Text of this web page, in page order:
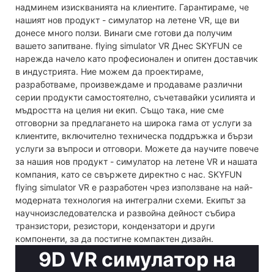
надминем изискванията на клиентите. Гарантираме, че
нашият нов продукт - симулатор на летене VR, ще ви
донесе много ползи. Винаги сме готови да получим
вашето запитване. flying simulator VR Днес SKYFUN се
нарежда начело като професионален и опитен доставчик
в индустрията. Ние можем да проектираме,
разработваме, произвеждаме и продаваме различни
серии продукти самостоятелно, съчетавайки усилията и
мъдростта на целия ни екип. Също така, ние сме
отговорни за предлагането на широка гама от услуги за
клиентите, включително техническа поддръжка и бързи
услуги за въпроси и отговори. Можете да научите повече
за нашия нов продукт - симулатор на летене VR и нашата
компания, като се свържете директно с нас. SKYFUN
flying simulator VR е разработен чрез използване на най-
модерната технология на интегрални схеми. Екипът за
научноизследователска и развойна дейност събира
транзистори, резистори, кондензатори и други
компоненти, за да постигне компактен дизайн.
9D VR симулатор на